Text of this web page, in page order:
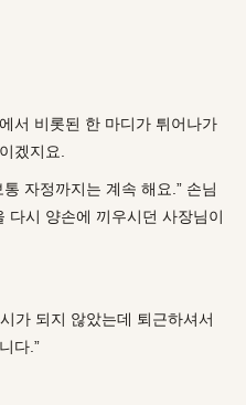
서 비롯된 한 마디가 튀어나가
겠지요.
자정까지는 계속 해요.” 손님
다시 양손에 끼우시던 사장님이
가 되지 않았는데 퇴근하셔서
다.”